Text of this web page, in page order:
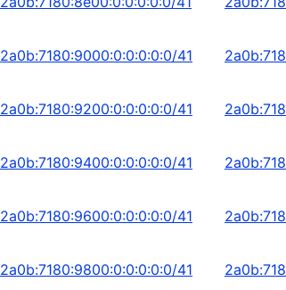
2a0b:7180:9000:0:0:0:0:0/41
2a0b:7180:9200:0:0:0:0:0/41
2a0b:7180:9400:0:0:0:0:0/41
2a0b:7180:9600:0:0:0:0:0/41
2a0b:7180:9800:0:0:0:0:0/41